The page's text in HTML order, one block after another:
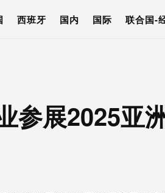
西班牙 国内 国际 联合国-
参展2025亚